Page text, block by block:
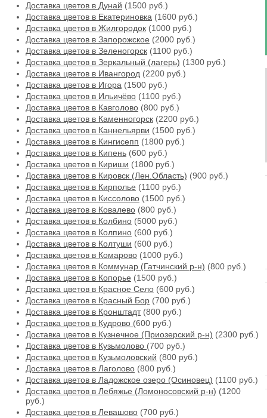
Доставка цветов в Дунай (1500 руб.)
Доставка цветов в Екатериновка (1600 руб.)
Доставка цветов в Жилгородок (1000 руб.)
Доставка цветов в Запорожское (2000 руб.)
Доставка цветов в Зеленогорск (1100 руб.)
Доставка цветов в Зеркальный (лагерь) (1300 руб.)
Доставка цветов в Ивангород (2200 руб.)
Доставка цветов в Игора (1500 руб.)
Доставка цветов в Ильичёво (1100 руб.)
Доставка цветов в Кавголово (800 руб.)
Доставка цветов в Каменногорск (2200 руб.)
Доставка цветов в Каннельярви (1500 руб.)
Доставка цветов в Кингисепп (1800 руб.)
Доставка цветов в Кипень (600 руб.)
Доставка цветов в Кириши (1800 руб.)
Доставка цветов в Кировск (Лен.Область) (900 руб.)
Доставка цветов в Кирполье (1100 руб.)
Доставка цветов в Киссолово (1500 руб.)
Доставка цветов в Ковалево (800 руб.)
Доставка цветов в Колбино (5000 руб.)
Доставка цветов в Колпино (600 руб.)
Доставка цветов в Колтуши (600 руб.)
Доставка цветов в Комарово (1000 руб.)
Доставка цветов в Коммунар (Гатчинский р-н) (800 руб.)
Доставка цветов в Копорье (1500 руб.)
Доставка цветов в Красное Село (600 руб.)
Доставка цветов в Красный Бор (700 руб.)
Доставка цветов в Кронштадт(800 руб.)
Доставка цветов в Кудрово (600 руб.)
Доставка цветов в Кузнечное (Приозерский р-н) (2300 руб.)
Доставка цветов в Кузьмолово (700 руб.)
Доставка цветов в Кузьмоловский (800 руб.)
Доставка цветов в Лаголово (800 руб.)
Доставка цветов в Ладожское озеро (Осиновец) (1100 руб.)
Доставка цветов в Лебяжье (Ломоносовский р-н) (1200
руб.)
Доставка цветов в Левашово (700 руб.)